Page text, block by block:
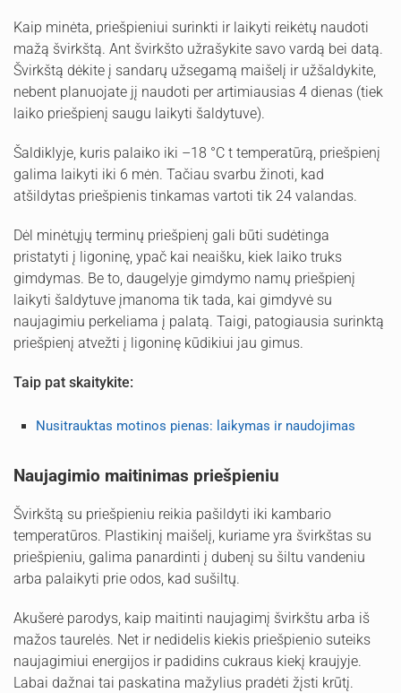
Kaip minėta, priešpieniui surinkti ir laikyti reikėtų naudoti
mažą švirkštą. Ant švirkšto užrašykite savo vardą bei datą.
Švirkštą dėkite į sandarų užsegamą maišelį ir užšaldykite,
nebent planuojate jį naudoti per artimiausias 4 dienas (tiek
laiko priešpienį saugu laikyti šaldytuve).
Šaldiklyje, kuris palaiko iki –18 °C t temperatūrą, priešpienį
galima laikyti iki 6 mėn. Tačiau svarbu žinoti, kad
atšildytas priešpienis tinkamas vartoti tik 24 valandas.
Dėl minėtųjų terminų priešpienį gali būti sudėtinga
pristatyti į ligoninę, ypač kai neaišku, kiek laiko truks
gimdymas. Be to, daugelyje gimdymo namų priešpienį
laikyti šaldytuve įmanoma tik tada, kai gimdyvė su
naujagimiu perkeliama į palatą. Taigi, patogiausia surinktą
priešpienį atvežti į ligoninę kūdikiui jau gimus.
Taip pat skaitykite:
Nusitrauktas motinos pienas: laikymas ir naudojimas
Naujagimio maitinimas priešpieniu
Švirkštą su priešpieniu reikia pašildyti iki kambario
temperatūros. Plastikinį maišelį, kuriame yra švirkštas su
priešpieniu, galima panardinti į dubenį su šiltu vandeniu
arba palaikyti prie odos, kad sušiltų.
Akušerė parodys, kaip maitinti naujagimį švirkštu arba iš
mažos taurelės. Net ir nedidelis kiekis priešpienio suteiks
naujagimiui energijos ir padidins cukraus kiekį kraujyje.
Labai dažnai tai paskatina mažylius pradėti žįsti krūtį.